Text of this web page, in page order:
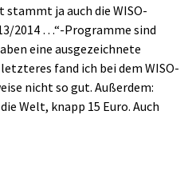
ja auch die WISO-
2014 …“-Programme sind
eine ausgezeichnete
fand ich bei dem WISO-
nicht so gut. Außerdem:
Welt, knapp 15 Euro. Auch